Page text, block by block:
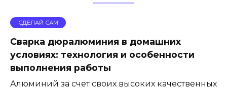
СДЕЛАЙ САМ
Сварка дюралюминия в домашних
условиях: технология и особенности
выполнения работы
Алюминий за счет своих высоких качественных